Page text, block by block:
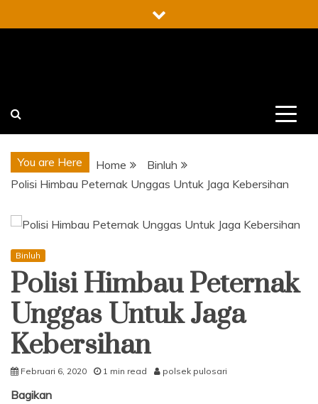
to
You are Here Home
Binluh
Polisi Himbau Peternak Unggas Untuk Jaga Kebersihan
Binluh
Polisi Himbau Peternak
Unggas Untuk Jaga
Kebersihan
Februari 6, 2020 1 min read polsek pulosari
Bagikan